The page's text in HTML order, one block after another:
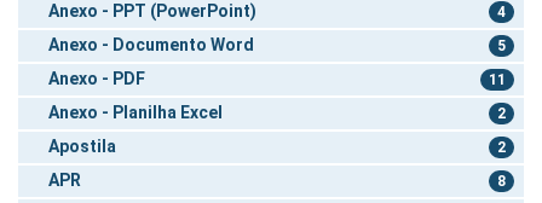
Anexo - PPT (PowerPoint) 4
Anexo - Documento Word 5
Anexo - PDF 11
Anexo - Planilha Excel 2
Apostila 2
APR 8